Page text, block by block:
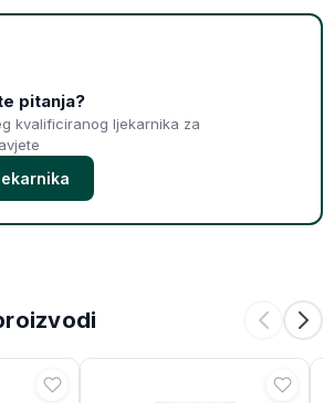
pitanja?
kvalificiranog ljekarnika za